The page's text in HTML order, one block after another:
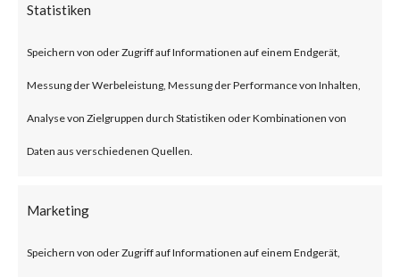
Statistiken
Speichern von oder Zugriff auf Informationen auf einem Endgerät,
Messung der Werbeleistung, Messung der Performance von Inhalten,
Analyse von Zielgruppen durch Statistiken oder Kombinationen von
Daten aus verschiedenen Quellen.
Marketing
Speichern von oder Zugriff auf Informationen auf einem Endgerät,
unauthenticated attacker to
inject commands and obtain
root access via a POST request.
The issue has been assigned
CVE-2023-1389. The
score of 8.8 and is rated HIGH.